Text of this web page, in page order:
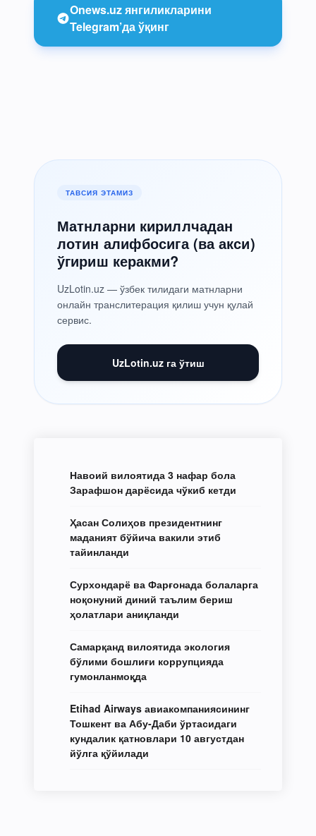
Onews.uz янгиликларини
Telegram’да ўқинг
ТАВСИЯ ЭТАМИЗ
Матнларни кириллчадан
лотин алифбосига (ва акси)
ўгириш керакми?
UzLotin.uz — ўзбек тилидаги матнларни
онлайн транслитерация қилиш учун қулай
сервис.
UzLotin.uz га ўтиш
Навоий вилоятида 3 нафар бола
Зарафшон дарёсида чўкиб кетди
Ҳасан Солиҳов президентнинг
маданият бўйича вакили этиб
тайинланди
Сурхондарё ва Фарғонада болаларга
ноқонуний диний таълим бериш
ҳолатлари аниқланди
Самарқанд вилоятида экология
бўлими бошлиғи коррупцияда
гумонланмоқда
Etihad Airways авиакомпаниясининг
Тошкент ва Абу-Даби ўртасидаги
кундалик қатновлари 10 августдан
йўлга қўйилади